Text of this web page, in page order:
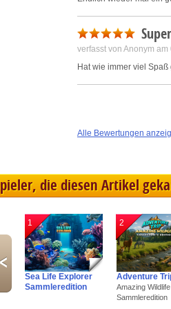
verfasst von Anonym
Hat wie immer viel Spaß
Alle Bewertungen
die diesen Artikel
1
Sea Life Explorer
Sammleredition
2
Adventure
Amazing Wildlife
Sammleredition